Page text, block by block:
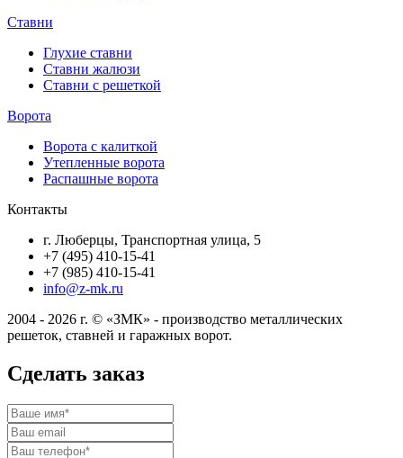
Ставни
Глухие ставни
Ставни жалюзи
Ставни с решеткой
Ворота
Ворота с калиткой
Утепленные ворота
Распашные ворота
Контакты
г. Люберцы, Транспортная улица, 5
+7 (495) 410-15-41
+7 (985) 410-15-41
info@z-mk.ru
2004 - 2026 г. © «ЗМК» - производство металлических
решеток, ставней и гаражных ворот.
Сделать заказ